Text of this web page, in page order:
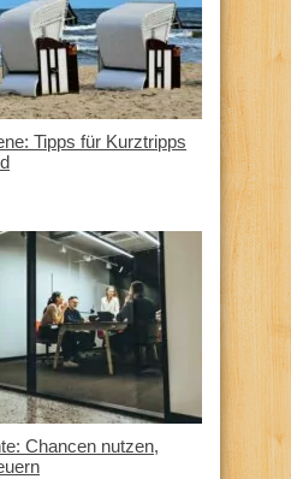
Tipps für Kurztripps
Chancen nutzen,